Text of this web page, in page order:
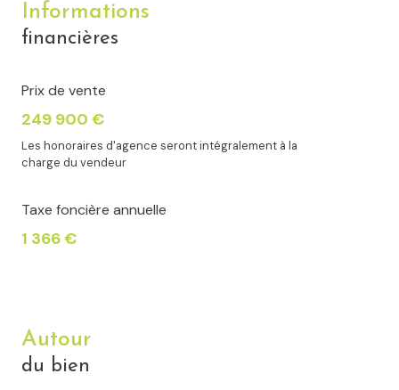
Informations
financières
Prix de vente
249 900 €
Les honoraires d'agence seront intégralement à la
charge du vendeur
Taxe foncière annuelle
1 366 €
Autour
du bien